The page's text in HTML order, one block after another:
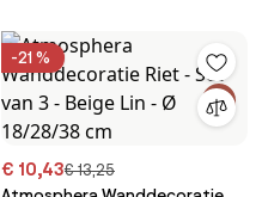
-21 %
€ 10,43€ 13,25